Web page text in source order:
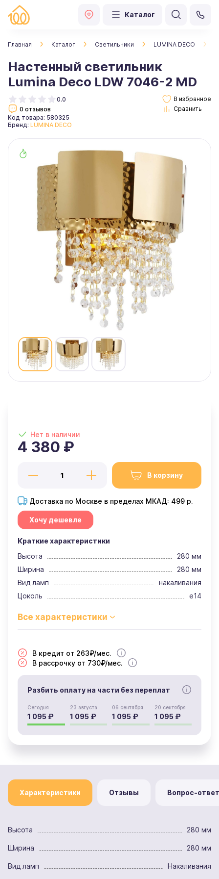
Каталог
Главная Каталог Светильники LUMINA DECO
Настенный светильник
Lumina Deco LDW 7046-2 MD
0.0
0 отзывов
Код товара: 580325
Бренд: LUMINA DECO
Нет в наличии
4 380 ₽
В корзину
Доставка по Москве в пределах МКАД: 499 р.
Хочу дешевле
Краткие характеристики
Высота
280 мм
Ширина
280 мм
Вид ламп
накаливания
Цоколь
e14
В кредит от 263₽/мес.
В рассрочку от 730₽/мес.
Разбить оплату на части без переплат
Сегодня
1 095 ₽
23 августа
1 095 ₽
06 сентября
1 095 ₽
20 сентября
1 095 ₽
Характеристики Отзывы Вопрос-ответ
Высота 280 мм
Ширина 280 мм
Вид ламп Накаливания